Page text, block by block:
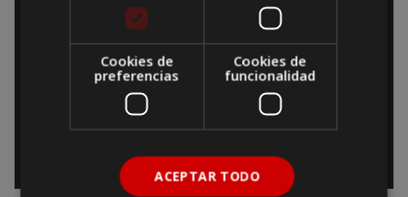
Europa
Qué ver en París en 3 días:
descubre la ciudad del amor
Cookies de
preferencias
Cookies de
funcionalidad
ACEPTAR TODO